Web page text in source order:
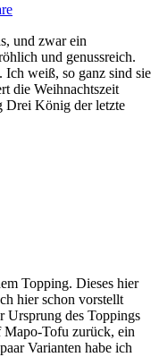
und zwar ein
und genussreich.
Ich weiß, so ganz sind sie
die Weihnachtszeit
Drei König der letzte
Topping. Dieses hier
hier schon vorstellt
Ursprung des Toppings
Mapo-Tofu zurück, ein
Varianten habe ich